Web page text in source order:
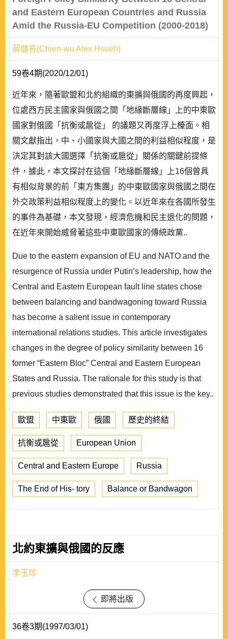
and Eastern European Countries and Russia
Amid the Russia-EU Competition (2000-2018)
薛健吾(Chien-wu Alex Hsueh)
59卷4期(2020/12/01)
近年來，隨著歐盟和北約組織的東擴與俄國的再度興起，
位處西方民主國家與俄國之間「地緣斷層線」上的中東歐
國家對俄國「抗衡或扈從」 的議題又再度浮上檯面。相
關文獻指出，中、小國家與大國之間的利益相似程度，是
決定其對該大國選擇「抗衡或扈從」關係的關鍵前提條
件，據此，本文探討在這個「地緣斷層線」上16個曾具
有相似背景的前「東方集團」的中東歐國家與俄國之間在
外交政策利益相似程度上的變化。以近年來在各國所發生
的事件為基礎，本文發現，經濟危機和民主退化的問題，
在近年來開始威脅著這些中東歐國家的傳統政黨..
Due to the eastern expansion of EU and NATO and the
resurgence of Russia under Putin’s leadership, how the
Central and Eastern European fault line states chose
between balancing and bandwagoning toward Russia
has become a salient issue in contemporary
international relations studies. This article investigates
changes in the degree of policy similarity between 16
former “Eastern Bloc” Central and Eastern European
States and Russia. The rationale for this study is that
previous studies demonstrated that this issue is the key..
歐盟 中東歐 俄國 歷史的終結
抗衡或扈從 European Union
Central and Eastern Europe Russia
The End of His- tory Balance or Bandwagon
北約東擴與俄國的反應
李玉珍
即將出版
36卷3期(1997/03/01)